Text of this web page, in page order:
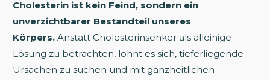
Cholesterin ist kein Feind, sondern ein
unverzichtbarer Bestandteil unseres
Körpers. Anstatt Cholesterinsenker als alleinige
Lösung zu betrachten, lohnt es sich, tieferliegende
Ursachen zu suchen und mit ganzheitlichen